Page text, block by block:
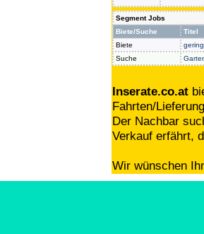
Segment Jobs
Biete/Suche
Titel
Biete
Suche
Inserate.co.at
Fahrten/
Der Nachbar
Verkauf erfährt,
Wir wünschen